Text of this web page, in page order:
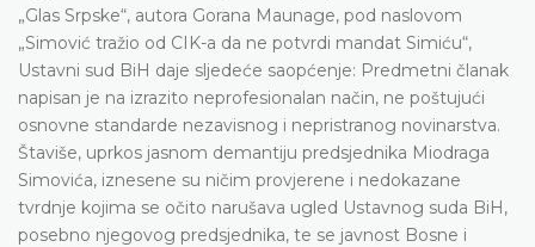
„Glas Srpske“, autora Gorana Maunage, pod naslovom
„Simović tražio od CIK-a da ne potvrdi mandat Simiću“,
Ustavni sud BiH daje sljedeće saopćenje: Predmetni članak
napisan je na izrazito neprofesionalan način, ne poštujući
osnovne standarde nezavisnog i nepristranog novinarstva.
Štaviše, uprkos jasnom demantiju predsjednika Miodraga
Simovića, iznesene su ničim provjerene i nedokazane
tvrdnje kojima se očito narušava ugled Ustavnog suda BiH,
posebno njegovog predsjednika, te se javnost Bosne i